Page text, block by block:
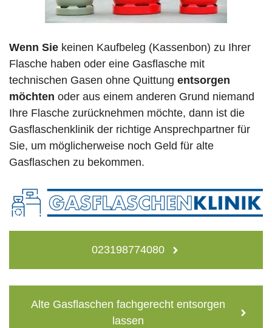
Wenn Sie keinen Kaufbeleg (Kassenbon) zu Ihrer
Flasche haben oder eine Gasflasche mit
technischen Gasen ohne Quittung entsorgen
möchten oder aus einem anderen Grund niemand
Ihre Flasche zurücknehmen möchte, dann ist die
Gasflaschenklinik der richtige Ansprechpartner für
Sie, um möglicherweise noch Geld für alte
Gasflaschen zu bekommen.
023198774080
Alte Gasflaschen fachgerecht entsorgen
lassen